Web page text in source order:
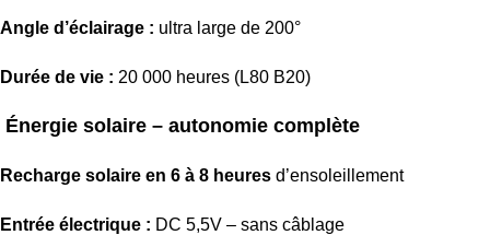
Angle d’éclairage : ultra large de 200°
Durée de vie : 20 000 heures (L80 B20)
Énergie solaire – autonomie complète
Recharge solaire en 6 à 8 heures d’ensoleillement
Entrée électrique : DC 5,5V – sans câblage